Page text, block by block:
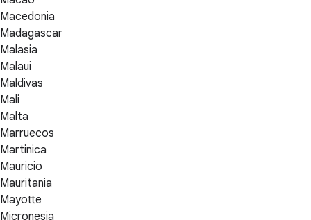
Macedonia
Madagascar
Malasia
Malaui
Maldivas
Mali
Malta
Marruecos
Martinica
Mauricio
Mauritania
Mayotte
Micronesia